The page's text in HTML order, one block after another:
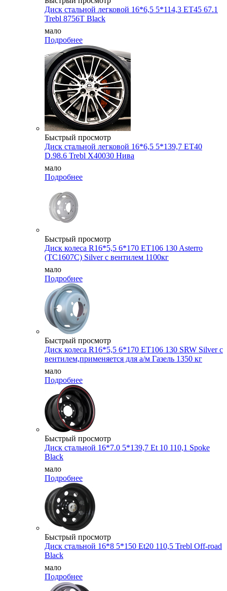
Диск стальной легковой 16*6,5 5*114,3 ET45 67.1
Trebl 8756T Black
мало
Подробнее
Быстрый просмотр
Диск стальной легковой 16*6,5 5*139,7 ET40
D.98.6 Trebl X40030 Нива
мало
Подробнее
Быстрый просмотр
Диск колеса R16*5,5 6*170 ET106 130 Asterro
(ТС1607С) Silver с вентилем 1100кг
мало
Подробнее
Быстрый просмотр
Диск колеса R16*5,5 6*170 ET106 130 SRW Silver с
вентилем,применяется для а/м Газель 1350 кг
мало
Подробнее
Быстрый просмотр
Диск стальной 16*7.0 5*139,7 Et 10 110,1 Spoke
Black
мало
Подробнее
Быстрый просмотр
Диск стальной 16*8 5*150 Et20 110,5 Trebl Off-road
Black
мало
Подробнее